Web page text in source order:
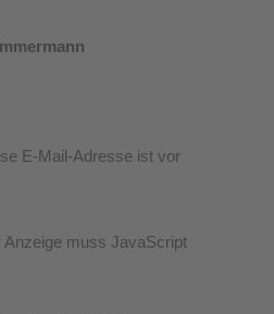
E-Mail-Adresse ist vor
muss JavaScript